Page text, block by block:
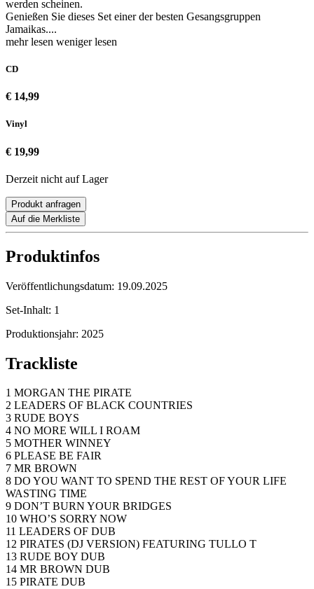
werden scheinen.
Genießen Sie dieses Set einer der besten Gesangsgruppen
Jamaikas....
mehr lesen weniger lesen
CD
€ 14,99
Vinyl
€ 19,99
Derzeit nicht auf Lager
Produkt anfragen
Auf die Merkliste
Produktinfos
Veröffentlichungsdatum: 19.09.2025
Set-Inhalt: 1
Produktionsjahr: 2025
Trackliste
1 MORGAN THE PIRATE
2 LEADERS OF BLACK COUNTRIES
3 RUDE BOYS
4 NO MORE WILL I ROAM
5 MOTHER WINNEY
6 PLEASE BE FAIR
7 MR BROWN
8 DO YOU WANT TO SPEND THE REST OF YOUR LIFE
WASTING TIME
9 DON’T BURN YOUR BRIDGES
10 WHO’S SORRY NOW
11 LEADERS OF DUB
12 PIRATES (DJ VERSION) FEATURING TULLO T
13 RUDE BOY DUB
14 MR BROWN DUB
15 PIRATE DUB